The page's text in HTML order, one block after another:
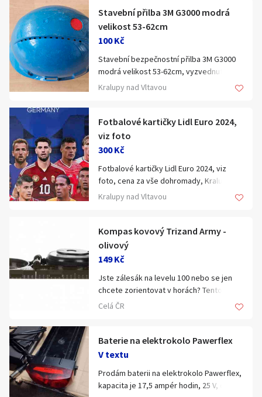
Stavební přilba 3M G3000 modrá
velikost 53-62cm
100 Kč
Stavební bezpečnostní přilba 3M G3000
modrá velikost 53-62cm, vyzvednutí
Kralupy, mohu poslat do Alzaboxu za
Kralupy nad Vltavou
Fotbalové kartičky Lidl Euro 2024,
viz foto
300 Kč
Fotbalové kartičky Lidl Euro 2024, viz
foto, cena za vše dohromady, Kralupy.
Kralupy nad Vltavou
Kompas kovový Trizand Army -
olivový
149 Kč
Jste zálesák na levelu 100 nebo se jen
chcete zorientovat v horách? Tento
vojenský kompas vám pomůže snadno
zpracování pro náročné.
Funkce:
Celá ČR
Baterie na elektrokolo Pawerflex
V textu
Prodám baterii na elektrokolo Pawerflex,
kapacita je 17,5 ampér hodin, 25 V, cena